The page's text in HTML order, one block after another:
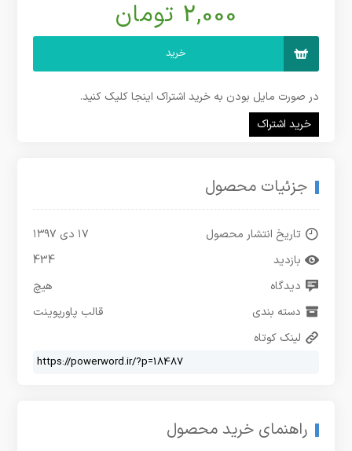
2,000 تومان
خرید
در صورت مایل بودن به خرید اشتراک اینجا کلیک کنید.
خرید اشتراک
جزئیات محصول
تاریخ انتشار محصول
۱۷ دی ۱۳۹۷
بازدید
434
دیدگاه
هیچ
دسته بندی
قالب پاورپوینت
لینک کوتاه
راهنمای خرید محصول